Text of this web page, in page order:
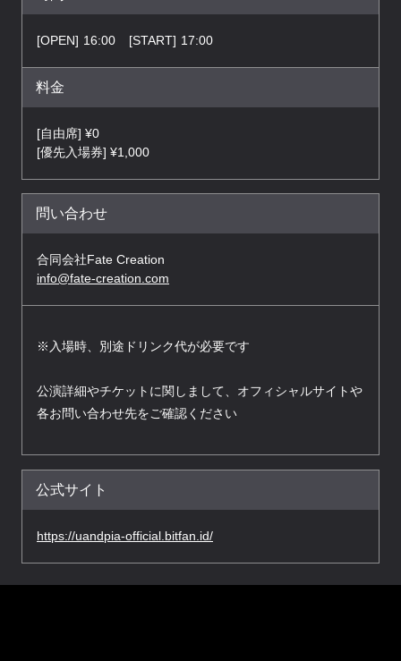
[OPEN] 16:00 [START] 17:00
料金
[自由席] ¥0
[優先入場券] ¥1,000
問い合わせ
合同会社Fate Creation
info@fate-creation.com
※入場時、別途ドリンク代が必要です
公演詳細やチケットに関しまして、オフィシャルサイトや
各お問い合わせ先をご確認ください
公式サイト
https://uandpia-official.bitfan.id/